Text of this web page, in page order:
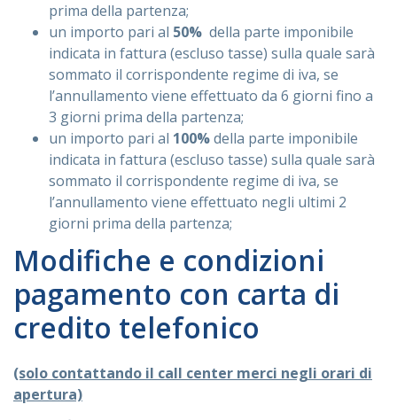
prima della partenza;
un importo pari al 50% della parte imponibile
indicata in fattura (escluso tasse) sulla quale sarà
sommato il corrispondente regime di iva, se
l’annullamento viene effettuato da 6 giorni fino a
3 giorni prima della partenza;
un importo pari al 100%della parte imponibile
indicata in fattura (escluso tasse) sulla quale sarà
sommato il corrispondente regime di iva, se
l’annullamento viene effettuato negli ultimi 2
giorni prima della partenza;
Modifiche e condizioni
pagamento con carta di
credito telefonico
(solo contattando il call center merci negli orari di
apertura)